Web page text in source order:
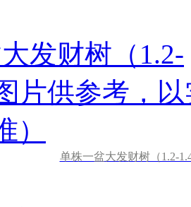
单株一盆大发财树（1.2-